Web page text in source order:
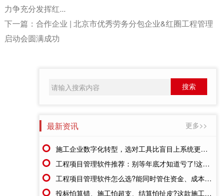
力争充分发挥红...
下一篇： 合作企业 | 北京市优秀劳务分包企业&红圈工程管理
启动会圆满成功
最新资讯 更多>>
施工企业数字化转型，选对工具比盲目上系统更重要
工程项目管理软件推荐：别等年底才知道亏了!这套系统让每一分钱都有迹可循
工程项目管理软件怎么选?能同时管住资金、成本、进度的才靠谱
投标怕算错、施工怕超支、结算怕扯皮?这款施工成本管理系统一招全解决